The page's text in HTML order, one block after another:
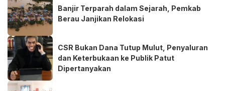
Banjir Terparah dalam Sejarah, Pemkab
Berau Janjikan Relokasi
CSR Bukan Dana Tutup Mulut, Penyaluran
dan Keterbukaan ke Publik Patut
Dipertanyakan